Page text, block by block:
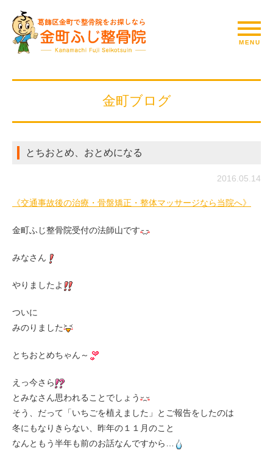
金町ブログ
とちおとめ、おとめになる
2016.05.14
《交通事故後の治療・骨盤矯正・整体マッサージなら当院へ》
金町ふじ整骨院受付の法師山です
みなさん
やりましたよ
ついに
みのりました
とちおとめちゃん～
えっ今さら
とみなさん思われることでしょう
そう、だって「いちごを植えました」とご報告をしたのは
冬にもなりきらない、昨年の１１月のこと
なんともう半年も前のお話なんですから…